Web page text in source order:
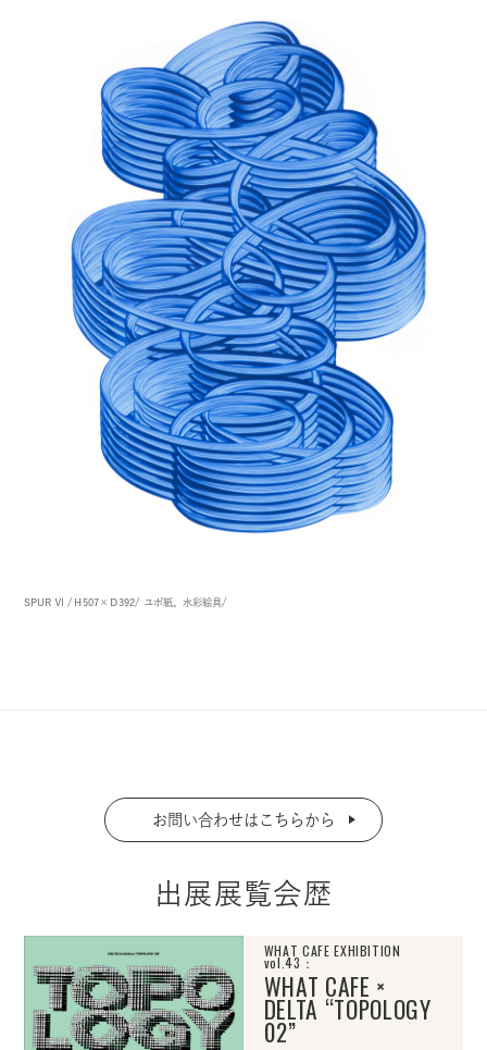
SPUR Ⅵ /Ｈ507×Ｄ392/ ユポ紙、水彩絵具/
お問い合わせはこちらから
出展展覧会歴
WHAT CAFE EXHIBITION
vol.43：
WHAT CAFE ×
DELTA “TOPOLOGY
02”